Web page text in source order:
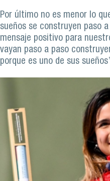
Por último no es menor lo
sueños se construyen paso
mensaje positivo para
vayan paso a paso
porque es uno de sus